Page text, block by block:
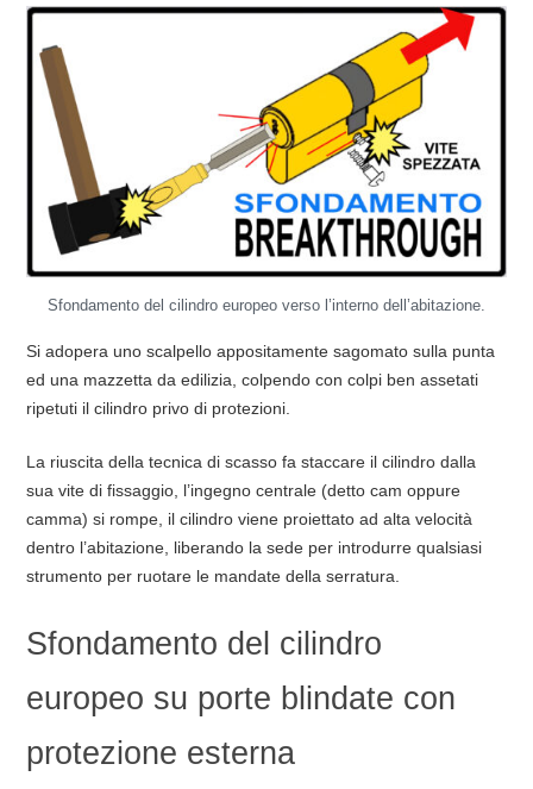
Sfondamento del cilindro europeo verso l’interno dell’abitazione.
Si adopera uno scalpello appositamente sagomato sulla punta
ed una mazzetta da edilizia, colpendo con colpi ben assetati
ripetuti il cilindro privo di protezioni.
La riuscita della tecnica di scasso fa staccare il cilindro dalla
sua vite di fissaggio, l’ingegno centrale (detto cam oppure
camma) si rompe, il cilindro viene proiettato ad alta velocità
dentro l’abitazione, liberando la sede per introdurre qualsiasi
strumento per ruotare le mandate della serratura.
Sfondamento del cilindro
europeo su porte blindate con
protezione esterna